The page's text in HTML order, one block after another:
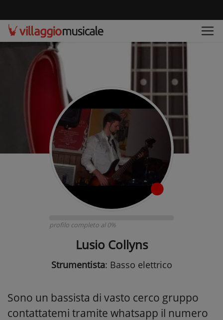
profilo completo al 0%
Lusio Collyns
Strumentista: Basso elettrico
Sono un bassista di vasto cerco gruppo
contattatemi tramite whatsapp il numero